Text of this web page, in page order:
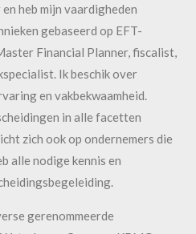
heb mijn vaardigheden
gebaseerd op EFT-
Financial Planner, fiscalist,
Ik beschik over
en vakbekwaamheid.
in alle facetten
zich ook op ondernemers die
alle nodige kennis en
gerenommeerde